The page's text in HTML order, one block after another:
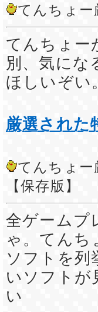
てんちょー
てんちょー
別、気にな
ほしいぞい
厳選された
てんちょー
【保存版】
全ゲームプ
ゃ。てんち
ソフトを列
いソフトが
い